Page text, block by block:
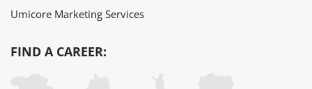
Umicore Marketing Services
FIND A CAREER: